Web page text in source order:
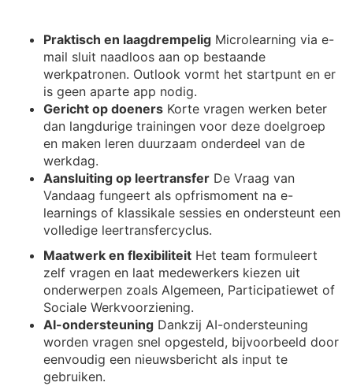
Praktisch en laagdrempelig Microlearning via e-
mail sluit naadloos aan op bestaande
werkpatronen. Outlook vormt het startpunt en er
is geen aparte app nodig.
Gericht op doeners Korte vragen werken beter
dan langdurige trainingen voor deze doelgroep
en maken leren duurzaam onderdeel van de
werkdag.
Aansluiting op leertransfer De Vraag van
Vandaag fungeert als opfrismoment na e-
learnings of klassikale sessies en ondersteunt een
volledige leertransfercyclus.
Maatwerk en flexibiliteit Het team formuleert
zelf vragen en laat medewerkers kiezen uit
onderwerpen zoals Algemeen, Participatiewet of
Sociale Werkvoorziening.
AI-ondersteuning Dankzij AI-ondersteuning
worden vragen snel opgesteld, bijvoorbeeld door
eenvoudig een nieuwsbericht als input te
gebruiken.